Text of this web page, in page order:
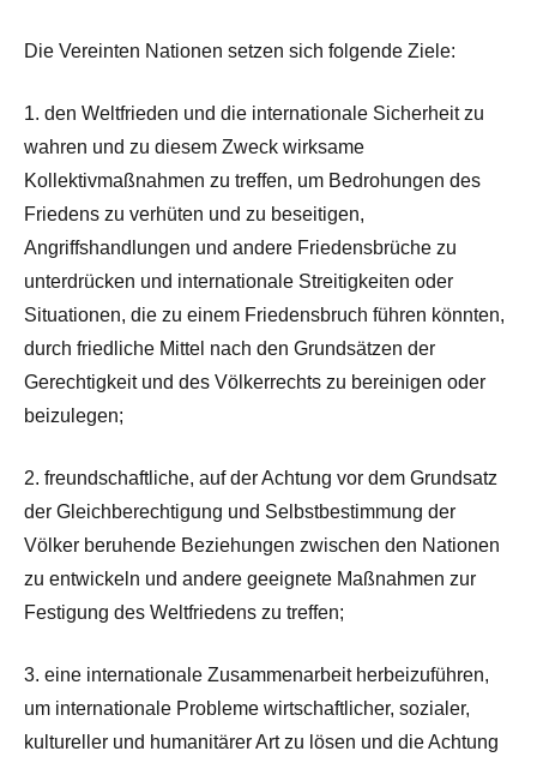
Die Vereinten Nationen setzen sich folgende Ziele:
1. den Weltfrieden und die internationale Sicherheit zu
wahren und zu diesem Zweck wirksame
Kollektivmaßnahmen zu treffen, um Bedrohungen des
Friedens zu verhüten und zu beseitigen,
Angriffshandlungen und andere Friedensbrüche zu
unterdrücken und internationale Streitigkeiten oder
Situationen, die zu einem Friedensbruch führen könnten,
durch friedliche Mittel nach den Grundsätzen der
Gerechtigkeit und des Völkerrechts zu bereinigen oder
beizulegen;
2. freundschaftliche, auf der Achtung vor dem Grundsatz
der Gleichberechtigung und Selbstbestimmung der
Völker beruhende Beziehungen zwischen den Nationen
zu entwickeln und andere geeignete Maßnahmen zur
Festigung des Weltfriedens zu treffen;
3. eine internationale Zusammenarbeit herbeizuführen,
um internationale Probleme wirtschaftlicher, sozialer,
kultureller und humanitärer Art zu lösen und die Achtung